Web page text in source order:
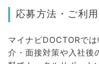
応募方法・ご利
マイナビDOCTORで
介・面接対策や入社後